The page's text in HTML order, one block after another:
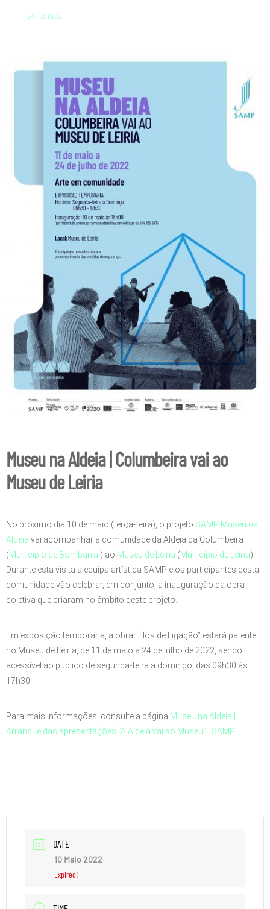
244 801 685
Museu na Aldeia | Columbeira vai ao
Museu de Leiria
No próximo dia 10 de maio (terça-feira), o projeto SAMP Museu na
Aldeia vai acompanhar a comunidade da Aldeia da Columbeira
(Município de Bombarral ) ao Museu de Leiria (Município de Leiria).
Durante esta visita a equipa artística SAMP e os participantes desta
comunidade vão celebrar, em conjunto, a inauguração da obra
coletiva que criaram no âmbito deste projeto.
Em exposição temporária, a obra “Elos de Ligação” estará patente
no Museu de Leiria, de 11 de maio a 24 de julho de 2022, sendo
acessível ao público de segunda-feira a domingo, das 09h30 às
17h30.
Para mais informações, consulte a página Museu na Aldeia |
Arranque das apresentações “A Aldeia vai ao Museu” | SAMP.
DATE
10 Maio 2022
Expired!